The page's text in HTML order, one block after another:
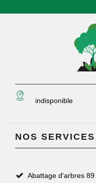
indisponible
NOS SERVICES
Abattage d'arbres 89